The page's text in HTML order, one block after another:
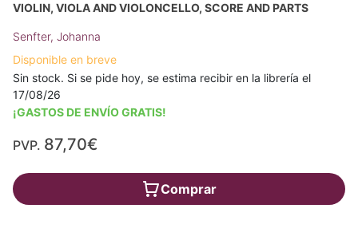
VIOLIN, VIOLA AND VIOLONCELLO, SCORE AND PARTS
Senfter, Johanna
Disponible en breve
Sin stock. Si se pide hoy, se estima recibir en la librería el
17/08/26
¡GASTOS DE ENVÍO GRATIS!
PVP. 87,70€
Comprar